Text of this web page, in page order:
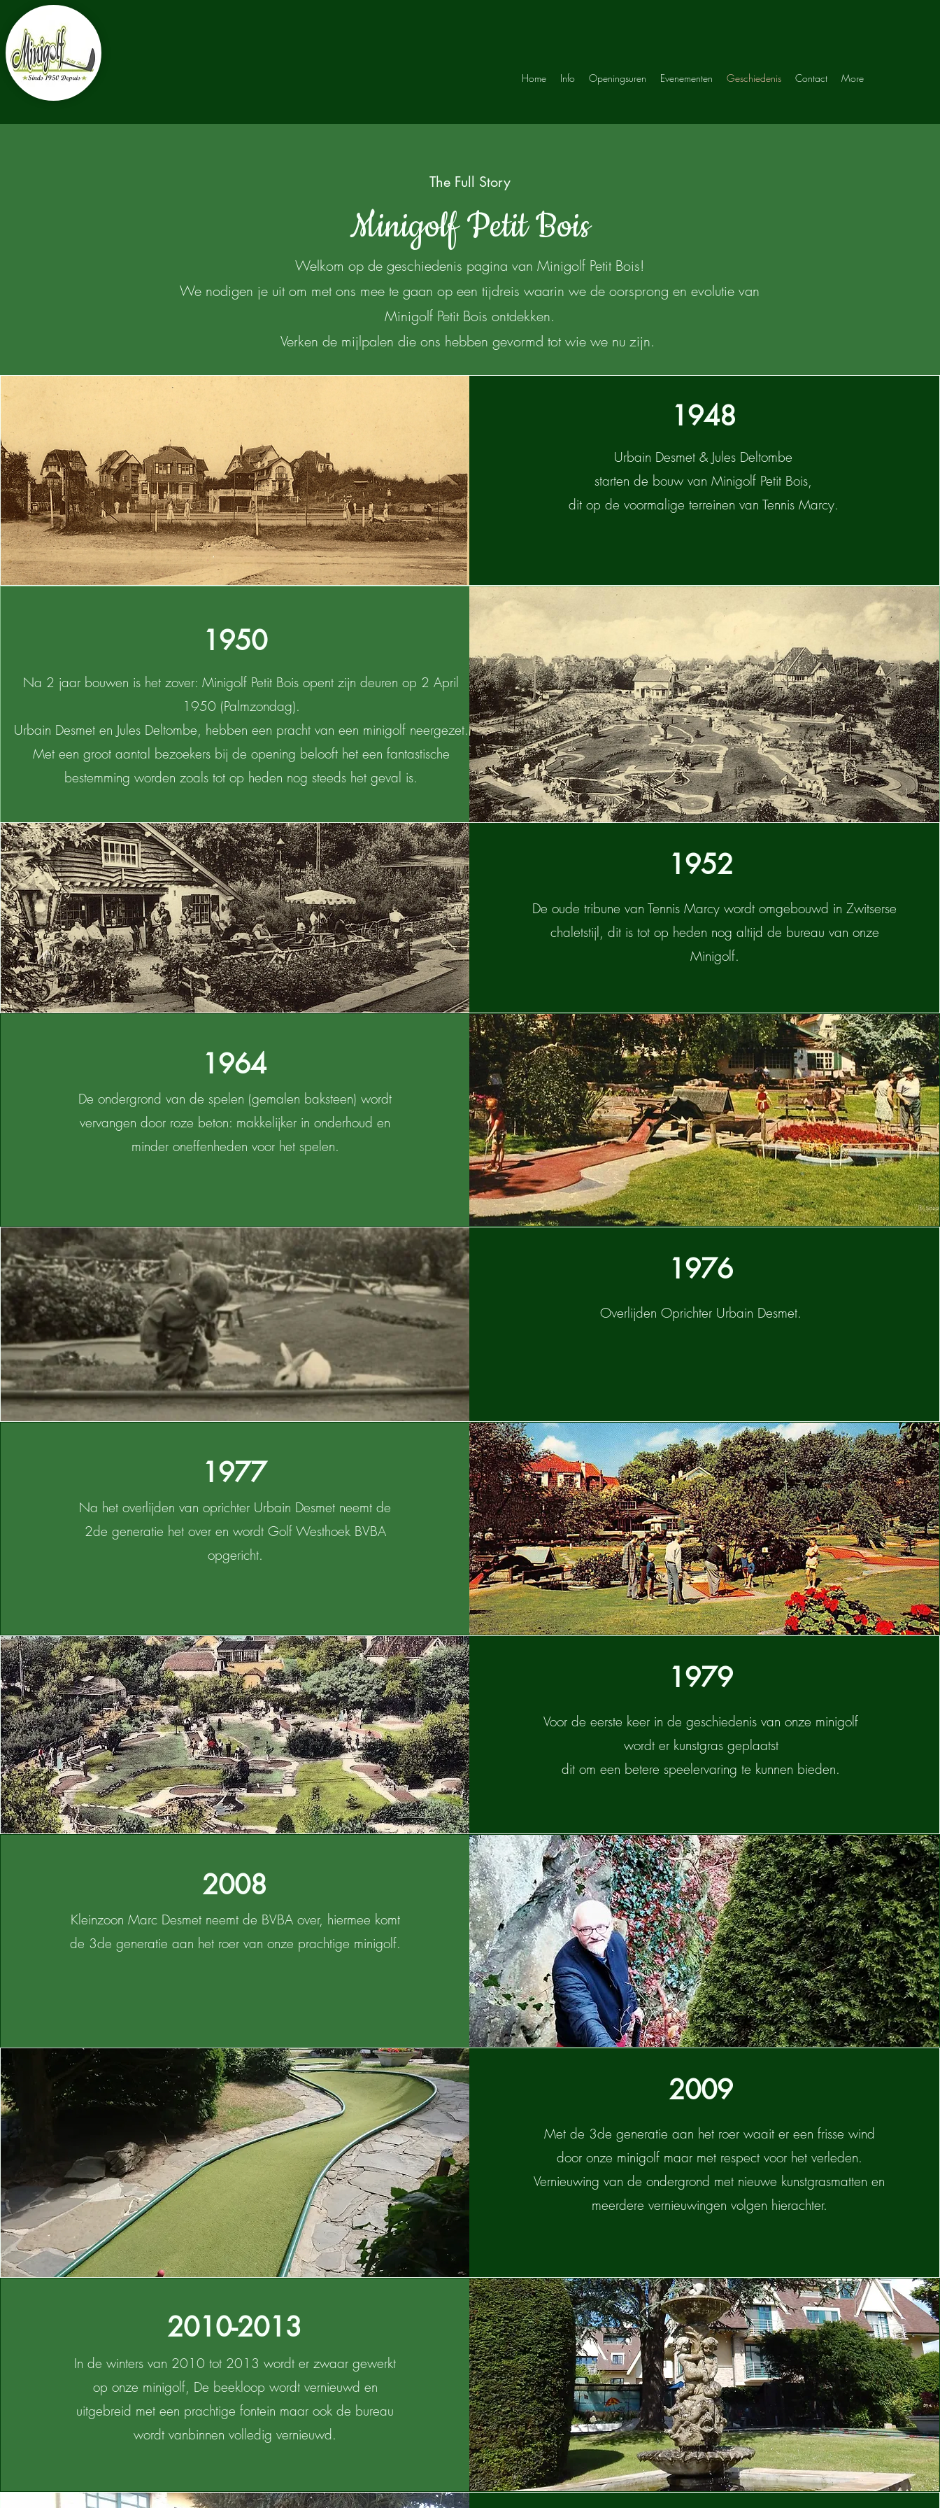
Home Info Openingsuren Evenementen Geschiedenis Contact More
The Full Story
Minigolf Petit Bois
Welkom op de geschiedenis pagina van Minigolf Petit Bois!
We nodigen je uit om met ons mee te gaan op een tijdreis waarin we de oorsprong en evolutie van
Minigolf Petit Bois ontdekken.
Verken de mijlpalen die ons hebben gevormd tot wie we nu zijn.
1948
Urbain Desmet & Jules Deltombe
starten de bouw van Minigolf Petit Bois,
dit op de voormalige terreinen van Tennis Marcy.
1950
Na 2 jaar bouwen is het zover: Minigolf Petit Bois opent zijn deuren op 2 April
1950 (Palmzondag).
Urbain Desmet en Jules Deltombe, hebben een pracht van een minigolf neergezet.
Met een groot aantal bezoekers bij de opening belooft het een fantastische
bestemming worden zoals tot op heden nog steeds het geval is.
1952
De oude tribune van Tennis Marcy wordt omgebouwd in Zwitserse
chaletstijl, dit is tot op heden nog altijd de bureau van onze
Minigolf.
1964
De ondergrond van de spelen (gemalen baksteen) wordt
vervangen door roze beton: makkelijker in onderhoud en
minder oneffenheden voor het spelen.
1976
Overlijden Oprichter Urbain Desmet.
1977
Na het overlijden van oprichter Urbain Desmet neemt de
2de generatie het over en wordt Golf Westhoek BVBA
opgericht.
1979
Voor de eerste keer in de geschiedenis van onze minigolf
wordt er kunstgras geplaatst
dit om een betere speelervaring te kunnen bieden.
2008
Kleinzoon Marc Desmet neemt de BVBA over, hiermee komt
de 3de generatie aan het roer van onze prachtige minigolf.
2009
Met de 3de generatie aan het roer waait er een frisse wind
door onze minigolf maar met respect voor het verleden.
Vernieuwing van de ondergrond met nieuwe kunstgrasmatten en
meerdere vernieuwingen volgen hierachter.
2010-2013
In de winters van 2010 tot 2013 wordt er zwaar gewerkt
op onze minigolf, De beekloop wordt vernieuwd en
uitgebreid met een prachtige fontein maar ook de bureau
wordt vanbinnen volledig vernieuwd.